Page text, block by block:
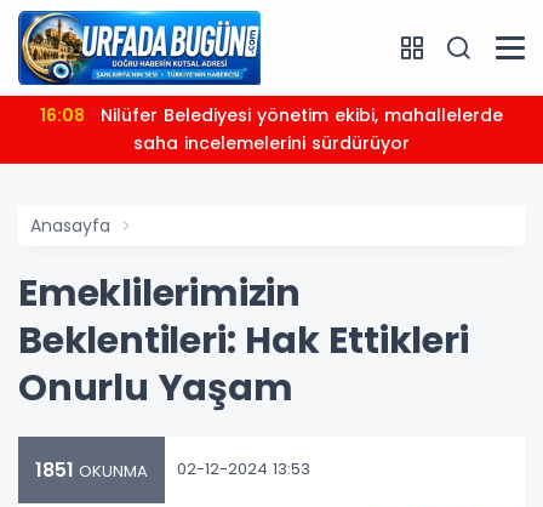
16:08
saha incelemelerini sürdürüyor
Anasayfa
Emeklilerimizin
Beklentileri: Hak Ettikleri
Onurlu Yaşam
1851 OKUNMA 02-12-2024 13:53